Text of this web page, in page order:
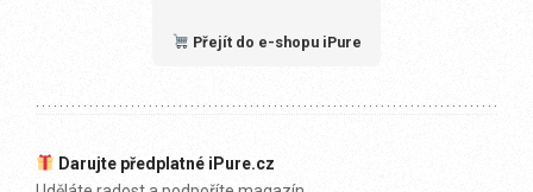
Přejít do e-shopu iPure
Darujte předplatné iPure.cz